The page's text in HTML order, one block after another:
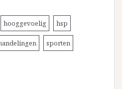
hooggevoelig hsp
sporten